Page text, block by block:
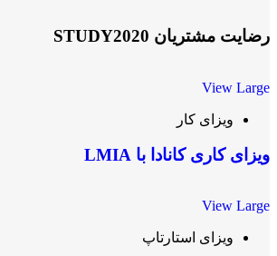
رضایت مشتریان STUDY2020
View Large
ویزای کار
ویزای کاری کانادا با LMIA
View Large
ویزای استارتاپ